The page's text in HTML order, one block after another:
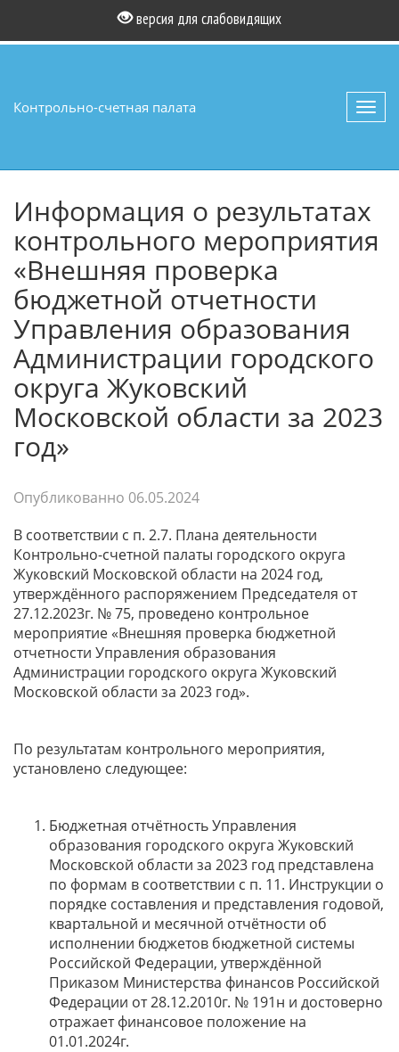
версия для слабовидящих
Контрольно-счетная палата
Информация о результатах
контрольного мероприятия
«Внешняя проверка
бюджетной отчетности
Управления образования
Администрации городского
округа Жуковский
Московской области за 2023
год»
Опубликованно 06.05.2024
В соответствии с п. 2.7. Плана деятельности
Контрольно-счетной палаты городского округа
Жуковский Московской области на 2024 год,
утверждённого распоряжением Председателя от
27.12.2023г. № 75, проведено контрольное
мероприятие «Внешняя проверка бюджетной
отчетности Управления образования
Администрации городского округа Жуковский
Московской области за 2023 год».
По результатам контрольного мероприятия,
установлено следующее:
Бюджетная отчётность Управления
образования городского округа Жуковский
Московской области за 2023 год представлена
по формам в соответствии с п. 11. Инструкции о
порядке составления и представления годовой,
квартальной и месячной отчётности об
исполнении бюджетов бюджетной системы
Российской Федерации, утверждённой
Приказом Министерства финансов Российской
Федерации от 28.12.2010г. № 191н и достоверно
отражает финансовое положение на
01.01.2024г.